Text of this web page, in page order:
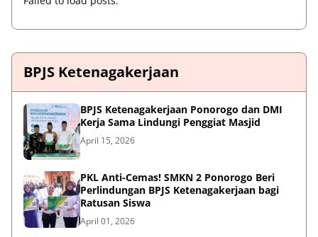
BPJS Ketenagakerjaan
BPJS Ketenagakerjaan Ponorogo dan DMI
Kerja Sama Lindungi Penggiat Masjid
April 15, 2026
PKL Anti-Cemas! SMKN 2 Ponorogo Beri
Perlindungan BPJS Ketenagakerjaan bagi
Ratusan Siswa
April 01, 2026